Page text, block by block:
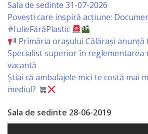
Funciar
Serviciul
Relaţii
cu
Publicul
Specialist
Sala de sedinte 31-07-2026
Povești care inspiră acțiune:
#IulieFărăPlastic
Primăria orașului Călărași anunță
Specialist superior în
vacantă
Știai că ambalajele mici te costă mai
mediul?
Sala de sedinte 28-06-2019